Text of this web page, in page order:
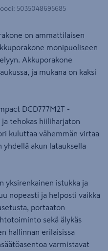
: 5035048695685
on ammattilaisen
monipuoliseen
Akkuporakone
ja mukana on kaksi
DCD777M2T -
ja tehokas hiiliharjaton
kuluttaa vähemmän virtaa
akun latauksella
yksirenkainen istukka ja
nopeasti ja helposti vaikka
portaaton
sekä älykäs
hallinnan erilaisissa
varmistavat